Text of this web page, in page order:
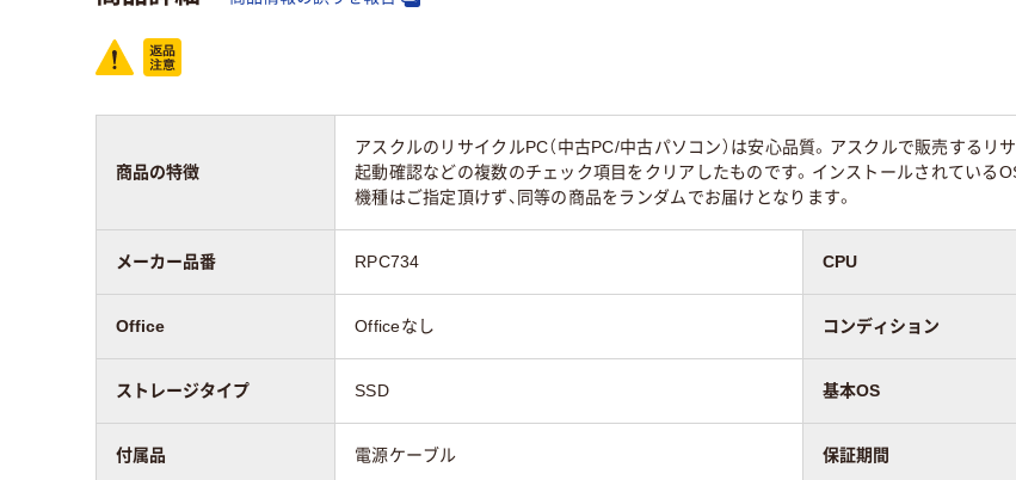
商品の特徴
アスクルのリサイクルPC（中古PC/中古パソコン）は安心品質。アスクルで販売するリ
起動確認などの複数のチェック項目をクリアしたものです。インストールされている
機種はご指定頂けず、同等の商品をランダムでお届けとなります。
メーカー品番 RPC734 CPU
Office Officeなし コンディション
ストレージタイプ SSD 基本OS
付属品 電源ケーブル 保証期間